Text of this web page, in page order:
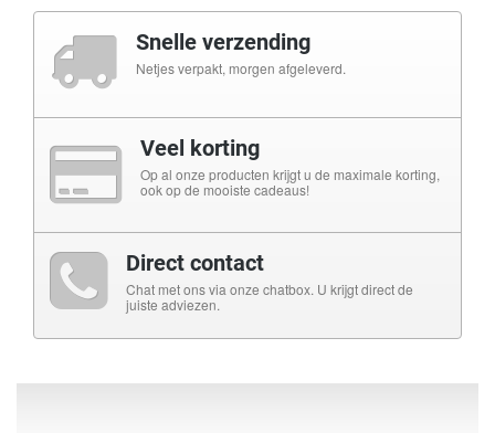
Snelle verzending
Netjes verpakt, morgen afgeleverd.
Veel korting
Op al onze producten krijgt u de maximale korting,
ook op de mooiste cadeaus!
Direct contact
Chat met ons via onze chatbox. U krijgt direct de
juiste adviezen.